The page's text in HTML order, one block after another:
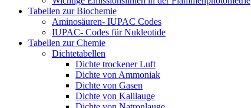
Tabellen zur Biochemie
Aminosäuren- IUPAC Codes
IUPAC- Codes für Nukleotide
Tabellen zur Chemie
Dichtetabellen
Dichte trockener Luft
Dichte von Ammoniak
Dichte von Gasen
Dichte von Kalilauge